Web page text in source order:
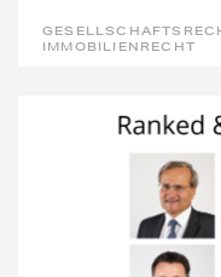
IMMOBILIENRECHT